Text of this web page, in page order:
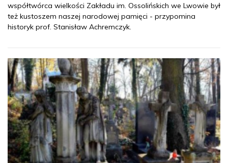
współtwórca wielkości Zakładu im. Ossolińskich we Lwowie był
też kustoszem naszej narodowej pamięci - przypomina
historyk prof. Stanisław Achremczyk.